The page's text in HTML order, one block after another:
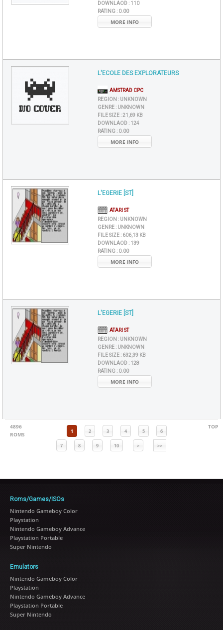
DOWNLAOD : 110
RATING : 0.00
MORE INFO
L'ECOLE DES EXPLORATEURS
AMSTRAD CPC
REGION : UNKNOWN
GENRE : UNKNOWN
FILE SIZE :21,69 KB
DOWNLAOD : 124
RATING : 0.00
MORE INFO
L'EGERIE [ST]
ATARI ST
REGION : UNKNOWN
GENRE : UNKNOWN
FILE SIZE : 606,13 KB
DOWNLAOD : 139
RATING : 0.00
MORE INFO
L'EGERIE [ST]
ATARI ST
REGION : UNKNOWN
GENRE : UNKNOWN
FILE SIZE : 632,39 KB
DOWNLAOD : 128
RATING : 0.00
MORE INFO
4896
ROMS
1 2 3 4 5 6
7 8 9 10 > >>
TOP
Roms/Games/ISOs
Nintendo Gameboy Color
Playstation
Nintendo Gameboy Advance
Playstation Portable
Super Nintendo
Emulators
Nintendo Gameboy Color
Playstation
Nintendo Gameboy Advance
Playstation Portable
Super Nintendo